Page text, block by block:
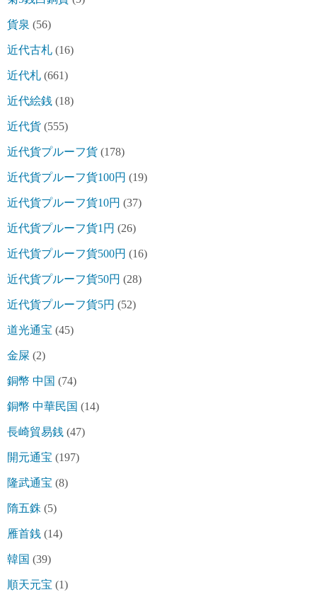
貨泉 (56)
近代古札 (16)
近代札 (661)
近代絵銭 (18)
近代貨 (555)
近代貨プルーフ貨 (178)
近代貨プルーフ貨100円 (19)
近代貨プルーフ貨10円 (37)
近代貨プルーフ貨1円 (26)
近代貨プルーフ貨500円 (16)
近代貨プルーフ貨50円 (28)
近代貨プルーフ貨5円 (52)
道光通宝 (45)
金屎 (2)
銅幣 中国 (74)
銅幣 中華民国 (14)
長崎貿易銭 (47)
開元通宝 (197)
隆武通宝 (8)
隋五銖 (5)
雁首銭 (14)
韓国 (39)
順天元宝 (1)